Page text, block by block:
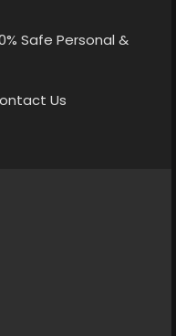
Safe Personal &
Us